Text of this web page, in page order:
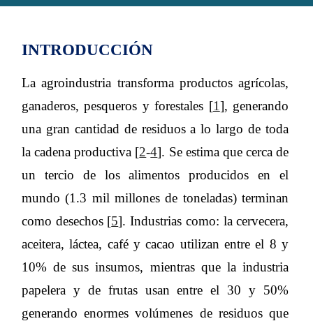
INTRODUCCIÓN
La agroindustria transforma productos agrícolas,
ganaderos, pesqueros y forestales [1], generando
una gran cantidad de residuos a lo largo de toda
la cadena productiva [2-4]. Se estima que cerca de
un tercio de los alimentos producidos en el
mundo (1.3 mil millones de toneladas) terminan
como desechos [5]. Industrias como: la cervecera,
aceitera, láctea, café y cacao utilizan entre el 8 y
10% de sus insumos, mientras que la industria
papelera y de frutas usan entre el 30 y 50%
generando enormes volúmenes de residuos que